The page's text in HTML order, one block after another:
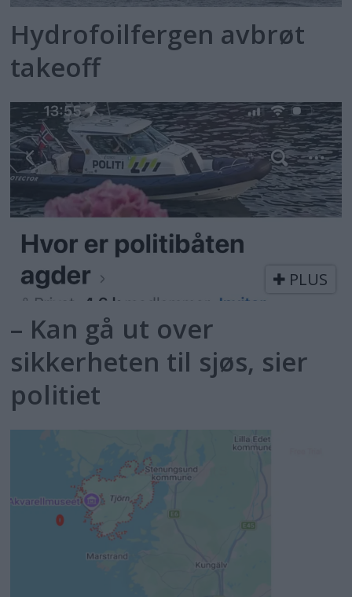
Hydrofoilfergen avbrøt
takeoff
PLUS
– Kan gå ut over
sikkerheten til sjøs, sier
politiet